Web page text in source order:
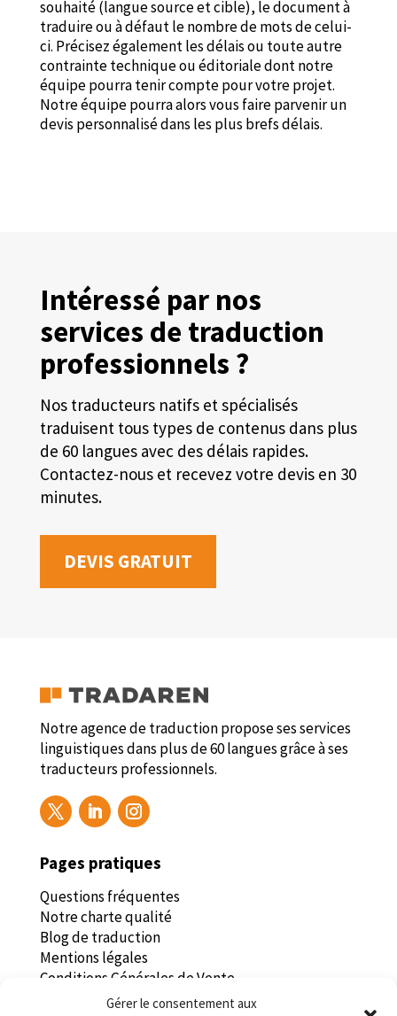
Gérer le consentement aux
souhaité (langue source et cible), le document à
traduire ou à défaut le nombre de mots de celui-
ci. Précisez également les délais ou toute autre
contrainte technique ou éditoriale dont notre
équipe pourra tenir compte pour votre projet.
Notre équipe pourra alors vous faire parvenir un
devis personnalisé dans les plus brefs délais.
Intéressé par nos
services de traduction
professionnels ?
Nos traducteurs natifs et spécialisés
traduisent tous types de contenus dans plus
de 60 langues avec des délais rapides.
Contactez-nous et recevez votre devis en 30
minutes.
DEVIS GRATUIT
Notre agence de traduction propose ses services
linguistiques dans plus de 60 langues grâce à ses
traducteurs professionnels.
Pages pratiques
Questions fréquentes
Notre charte qualité
Blog de traduction
Mentions légales
Conditions Générales de Vente
Politique de confidentialité